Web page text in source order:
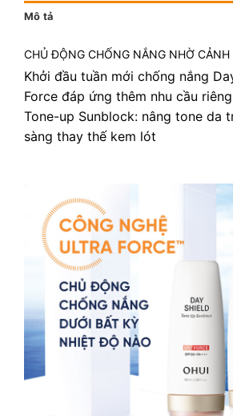
Mô tả
CHỦ ĐỘNG CHỐNG NẮNG NHỜ CẢNH
Khởi đầu tuần mới chống nắng
Force đáp ứng thêm nhu cầu
Tone-up Sunblock: nâng tone da
sàng thay thế kem lót